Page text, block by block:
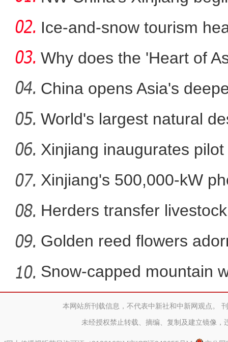
新疆阿克苏地区做强林果
新疆首个“公路口岸+属地
Ice-and-snow tourism
Why does the 'Heart of
China opens Asia's
World's largest natural
Xinjiang inaugurates
Xinjiang's 500,000-kW
pro
Herders transfer
Golden reed flowers
Snow-capped mountain
本网站所刊载信息，不代表中新社和中新网观点。
未经授权禁止转载、摘编、复制及建立镜像，